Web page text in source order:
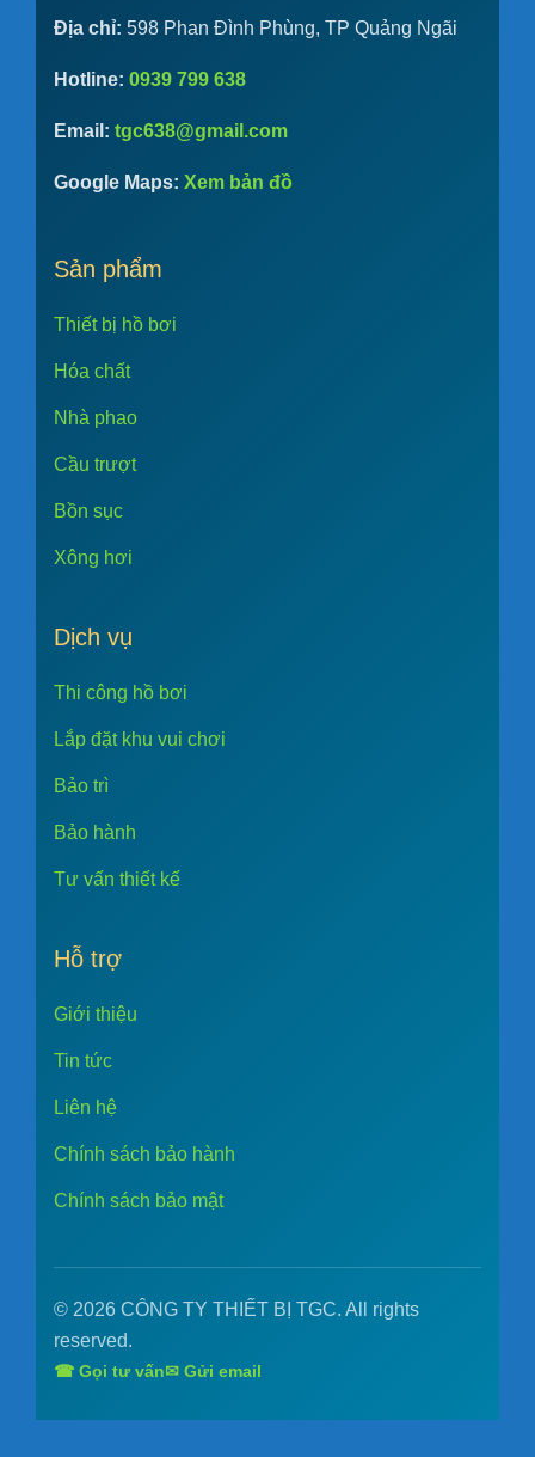
Địa chỉ: 598 Phan Đình Phùng, TP Quảng Ngãi
Hotline: 0939 799 638
Email: tgc638@gmail.com
Google Maps: Xem bản đồ
Sản phẩm
Thiết bị hồ bơi
Hóa chất
Nhà phao
Cầu trượt
Bồn sục
Xông hơi
Dịch vụ
Thi công hồ bơi
Lắp đặt khu vui chơi
Bảo trì
Bảo hành
Tư vấn thiết kế
Hỗ trợ
Giới thiệu
Tin tức
Liên hệ
Chính sách bảo hành
Chính sách bảo mật
© 2026 CÔNG TY THIẾT BỊ TGC. All rights
reserved.
☎ Gọi tư vấn✉ Gửi email